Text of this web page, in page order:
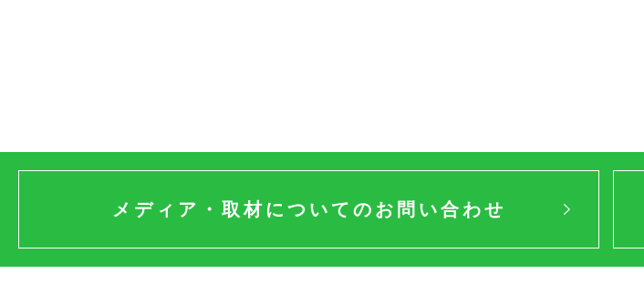
メディア・取材についての お問い合わせ